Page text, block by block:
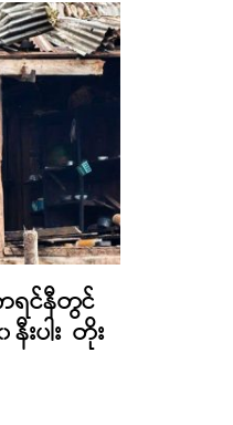
ကရင်နီတွင်
းပါး တိုး